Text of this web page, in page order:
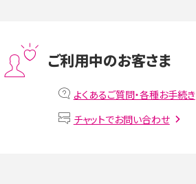
ツや解除のタイミング・方法を解説
iPhone・Androidの設定を解説
ご利用中のお客さま
よくあるご質問・各種お手続き
チャットでお問い合わせ